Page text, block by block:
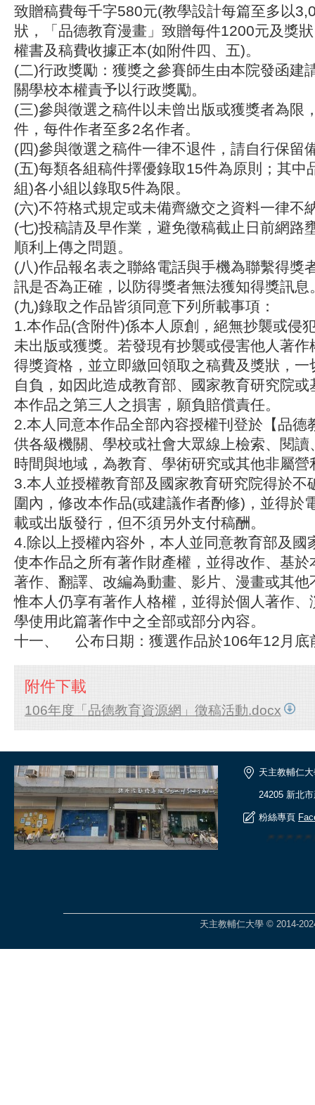
致贈稿費每千字580元(教學設計每篇至多以
狀，「品德教育漫畫」致贈每件1200元及獎
權書及稿費收據正本(如附件四、五)。
(二)行政獎勵：獲獎之參賽師生由本院發函建
關學校本權責予以行政獎勵。
(三)參與徵選之稿件以未曾出版或獲獎者為限
件，每件作者至多2名作者。
(四)參與徵選之稿件一律不退件，請自行保留
(五)每類各組稿件擇優錄取15件為原則；其中
組)各小組以錄取5件為限。
(六)不符格式規定或未備齊繳交之資料一律不
(七)投稿請及早作業，避免徵稿截止日前網路
順利上傳之問題。
(八)作品報名表之聯絡電話與手機為聯繫得獎
訊是否為正確，以防得獎者無法獲知得獎訊息
(九)錄取之作品皆須同意下列所載事項：
1.本作品(含附件)係本人原創，絕無抄襲或侵
未出版或獲獎。若發現有抄襲或侵害他人著
得獎資格，並立即繳回領取之稿費及獎狀，一
自負，如因此造成教育部、國家教育研究院
本作品之第三人之損害，願負賠償責任。
2.本人同意本作品全部內容授權刊登於【品德
供各級機關、學校或社會大眾線上檢索、閱讀
時間與地域，為教育、學術研究或其他非屬營
3.本人並授權教育部及國家教育研究院得於不
圍內，修改本作品(或建議作者酌修)，並得於
載或出版發行，但不須另外支付稿酬。
4.除以上授權內容外，本人並同意教育部及國
使本作品之所有著作財產權，並得改作、基於
著作、翻譯、改編為動畫、影片、漫畫或其他
惟本人仍享有著作人格權，並得於個人著作、
學使用此篇著作中之全部或部分內容。
十一、 公布日期：獲選作品於106年12月底
附件下載
106年度「品德教育資源網」徵稿活動.docx
天主教輔仁
24205 新北
粉絲專頁
天主教輔仁大學 © 2014-